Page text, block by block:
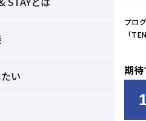
プロ
「
期
い